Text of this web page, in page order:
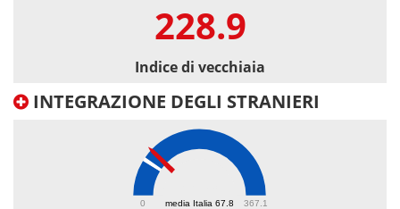
228.9
Indice di vecchiaia
INTEGRAZIONE DEGLI STRANIERI
media Italia 67.8
0 367.1